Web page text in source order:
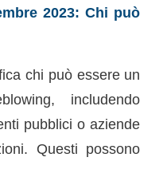
2023: Chi può
chi può essere un
includendo
pubblici o aziende
Questi possono